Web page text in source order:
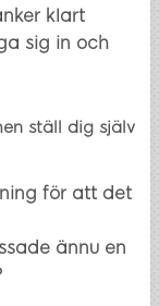
klart
sig in och
ställ dig själv
för att det
ännu en